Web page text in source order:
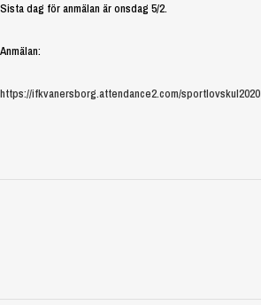
Sista dag för anmälan är onsdag 5/2.
Anmälan:
https://ifkvanersborg.attendance2.com/sportlovskul2020